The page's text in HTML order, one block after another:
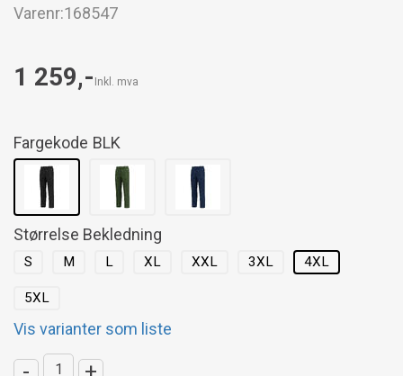
Varenr:168547
1 259,- Inkl. mva
Fargekode BLK
Størrelse Bekledning
S M L XL XXL 3XL 4XL
5XL
Vis varianter som liste